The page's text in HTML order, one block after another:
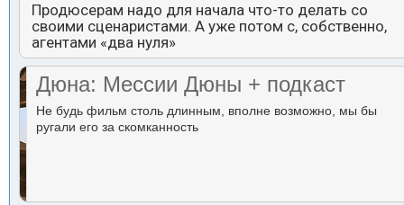
Продюсерам надо для начала что-то делать со
своими сценаристами. А уже потом с, собственно,
агентами «два нуля»
Дюна: Мессии Дюны + подкаст
Не будь фильм столь длинным, вполне возможно, мы бы
ругали его за скомканность